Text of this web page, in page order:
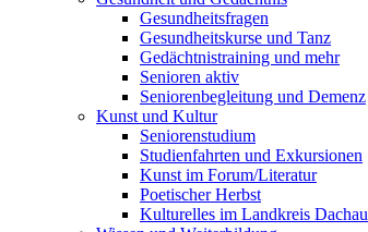
Gesundheitsfragen
Gesundheitskurse und Tanz
Gedächtnistraining und mehr
Senioren aktiv
Seniorenbegleitung und Demenz
Kunst und Kultur
Seniorenstudium
Studienfahrten und Exkursionen
Kunst im Forum/Literatur
Poetischer Herbst
Kulturelles im Landkreis Dachau